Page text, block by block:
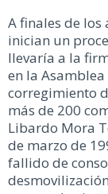
A finales de los
inician un
llevaría a la
en la
corregimiento
más de 200
Libardo Mora
de marzo de
fallido de